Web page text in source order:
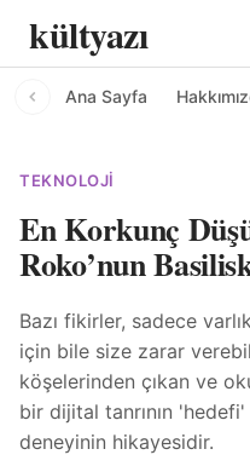
kültyazı
Ana Sayfa
TEKNOLOJI
En Korkunç
Roko’nun
Bazı fikirler, sadece
için bile size zarar
köşelerinden çıkan ve
bir dijital tanrının
deneyinin hikayesidir.